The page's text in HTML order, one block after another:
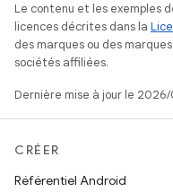
Le contenu et les exemples
licences décrites dans la
des marques ou des
sociétés affiliées.
Dernière mise à jour le
CRÉER
Référentiel Android